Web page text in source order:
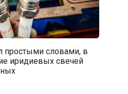
простыми словами, в
иридиевых свечей